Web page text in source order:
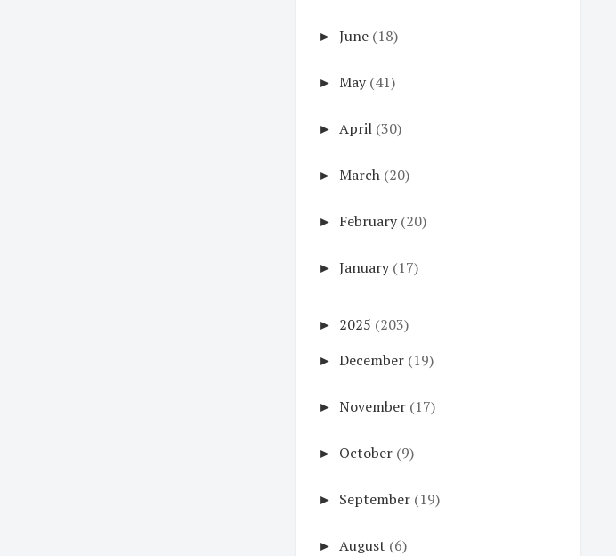
► June (18)
► May (41)
► April (30)
► March (20)
► February (20)
► January (17)
► 2025 (203)
► December (19)
► November (17)
► October (9)
► September (19)
► August (6)